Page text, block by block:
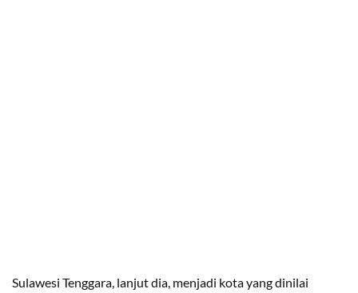
Sulawesi Tenggara, lanjut dia, menjadi kota yang dinilai